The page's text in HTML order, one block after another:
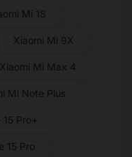
Mi 1S
Xiaomi Mi 9X
Xiaomi Mi Max 4
Mi Note Plus
Pro+
15 Pro